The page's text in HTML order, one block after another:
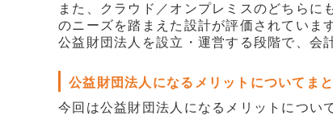
また、クラウド／オンプレミスのどちら
のニーズを踏まえた設計が評価されていま
公益財団法人を設立・運営する段階で、会
公益財団法人になるメリットについてま
今回は公益財団法人になるメリットについ